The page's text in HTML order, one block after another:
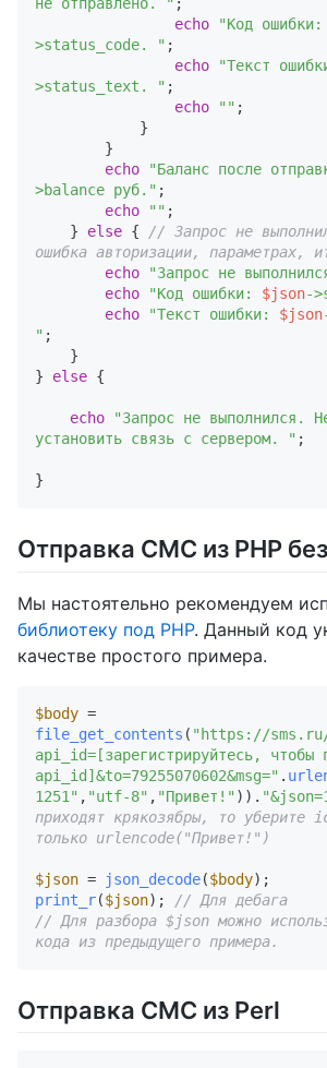
echo
"Код ошибки:
>status_code. " ;
echo
"Текст
>status_text. " ;
echo
"" ;
echo
"Баланс после
>balance руб." ;
echo
"" ;
    }
else {
// Запрос не
ошибка авторизации, параметрах,
echo
"Запрос не
echo
"Код ошибки: $json-
echo
"Текст ошибки: $json
" ;
} else {
echo
"Запрос не выполнился.
установить связь с сервером. " ;
Отправка СМС из PHP
Мы настоятельно рекомендуем
библиотеку под PHP. Данный код
качестве простого примера.
$body
file_get_contents ( "https://sms.ru/
api_id=[зарегистрируйтесь, чтобы
api_id]&to=79255070602&msg=" .
1251" , "utf-8" , "Привет!" )).
приходят крякозябры, то уберите
только urlencode("Привет!")
$json = json_decode($body
print_r($json);
// Для дебага
// Для разбора $json можно
кода из предыдущего примера.
Отправка СМС из Perl